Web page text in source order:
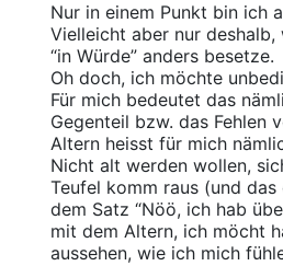
Nur in einem Punkt bin ich
Vielleicht aber nur
“in Würde” anders besetze.
Oh doch, ich möchte
Für mich bedeutet das
Gegenteil bzw. das Fehlen
Altern heisst für mich
Nicht alt werden wollen,
Teufel komm raus (und
dem Satz “Nöö, ich hab
mit dem Altern, ich möcht
aussehen, wie ich mich